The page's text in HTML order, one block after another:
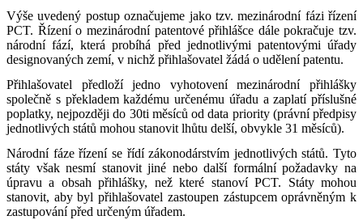
Výše uvedený postup označujeme jako tzv. mezinárodní fázi řízení
PCT. Řízení o mezinárodní patentové přihlášce dále pokračuje tzv.
národní fází, která probíhá před jednotlivými patentovými úřady
designovaných zemí, v nichž přihlašovatel žádá o udělení patentu.
Přihlašovatel předloží jedno vyhotovení mezinárodní přihlášky
společně s překladem každému určenému úřadu a zaplatí příslušné
poplatky, nejpozději do 30ti měsíců od data priority (právní předpisy
jednotlivých států mohou stanovit lhůtu delší, obvykle 31 měsíců).
Národní fáze řízení se řídí zákonodárstvím jednotlivých států. Tyto
státy však nesmí stanovit jiné nebo další formální požadavky na
úpravu a obsah přihlášky, než které stanoví PCT. Státy mohou
stanovit, aby byl přihlašovatel zastoupen zástupcem oprávněným k
zastupování před určeným úřadem.